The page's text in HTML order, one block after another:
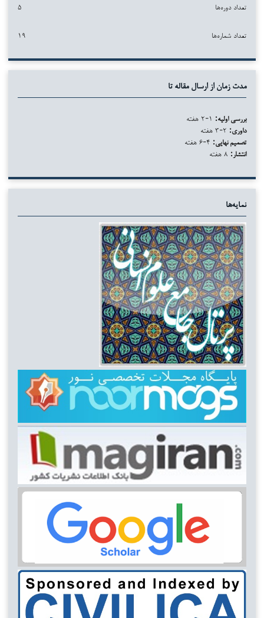
تعداد دوره‌ها ۵
تعداد شماره‌ها ۱۹
مدت زمان از ارسال مقاله تا
بررسی اولیه:
داوری:
تصمیم نهایی:
انتشار:
نمایه‌ها